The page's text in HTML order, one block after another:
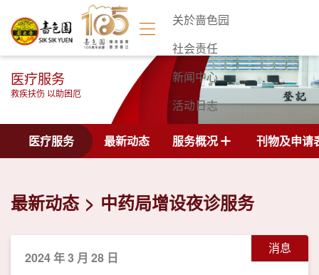
关於啬色园
社会责任
新闻中心
活动日志
联络我们
医疗服务
救疾扶伤 以助困厄
医疗服务 最新动态 服务概况 刊物及申请
最新动态 中药局增设夜诊服务
消息
2024 年 3 月 28 日